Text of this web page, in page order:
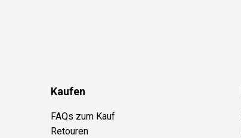
Kaufen
FAQs zum Kauf
Retouren